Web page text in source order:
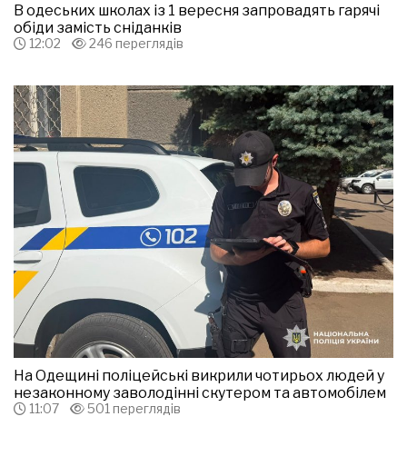
В одеських школах із 1 вересня запровадять гарячі
обіди замість сніданків
12:02 246 переглядів
На Одещині поліцейські викрили чотирьох людей у
незаконному заволодінні скутером та автомобілем
11:07 501 переглядів